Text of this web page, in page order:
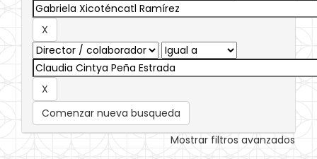
Comenzar nueva busqueda
Mostrar filtros avanzados